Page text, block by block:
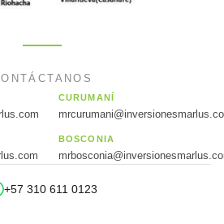
CURUMANÍ
BOSCONIA
+57 310 611 0123